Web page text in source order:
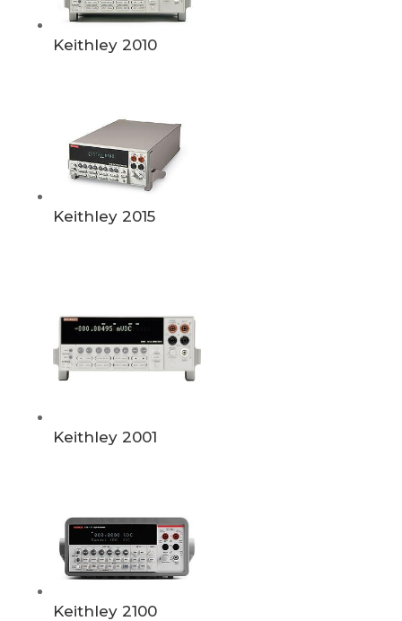
Keithley 2010
Keithley 2015
Keithley 2001
Keithley 2100